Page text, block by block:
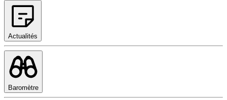
Actualités
Baromètre